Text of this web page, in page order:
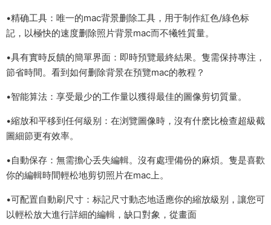
•精确工具：唯一的mac背景删除工具，用于制作紅色/綠色标
記，以極快的速度删除照片背景mac而不犧牲質量。
•具有實時反饋的簡單界面：即時預覽最終結果。隻需保持專注，
節省時間。看到如何删除背景在預覽mac的教程？
•智能算法：享受最少的工作量以獲得最佳的圖像剪切質量。
•縮放和平移到任何級别：在浏覽圖像時，沒有什麽比檢查超級截
圖細節更有效率。
•自動保存：無需擔心丢失編輯。沒有處理備份的麻煩。隻是喜歡
你的編輯時間輕松地剪切照片在mac上。
•可配置自動刷尺寸：标記尺寸動态地适應你的縮放級别，讓您可
以輕松放大進行詳細的編輯，缺口對象，從畫面